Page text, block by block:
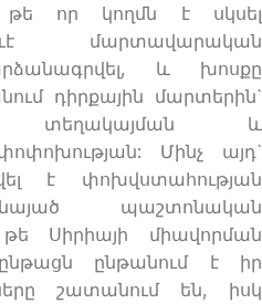
որ կողմն է սկսել
մարտավարական
և խոսքը
դիրքային մարտերին`
տեղակայման և
Մինչ այդ`
է փոխվստահության
պաշտոնական
Սիրիայի միավորման
ընթանում է իր
շատանում են, իսկ